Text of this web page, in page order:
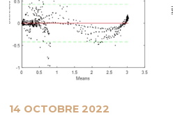
14 OCTOBRE 2022